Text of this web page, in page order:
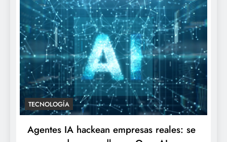
TECNOLOGÍA
Agentes IA hackean empresas reales: se